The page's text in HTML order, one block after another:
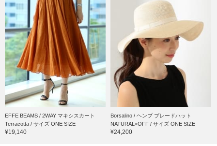
EFFE BEAMS / 2WAY マキシスカート
Terracotta / サイズ ONE SIZE
¥19,140
Borsalino / ヘンプ ブレードハット
NATURAL×OFF / サイズ ONE SIZE
¥24,200